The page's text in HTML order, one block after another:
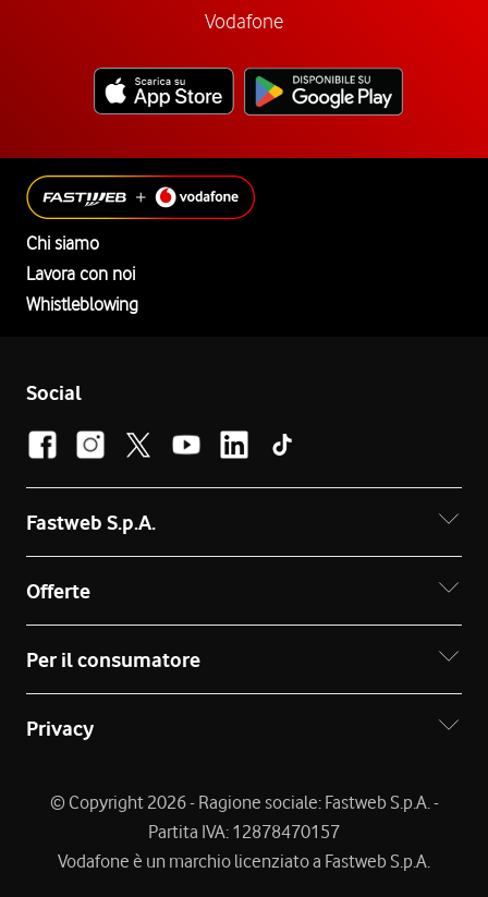
Vodafone
Chi siamo
Lavora con noi
Whistleblowing
Social
Fastweb S.p.A.
Offerte
Per il consumatore
Privacy
© Copyright 2026 - Ragione sociale: Fastweb S.p.A. -
Partita IVA: 12878470157
Vodafone è un marchio licenziato a Fastweb S.p.A.